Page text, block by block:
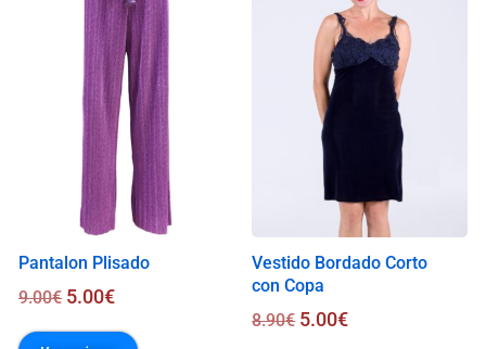
Pantalon Plisado
9.00€ 5.00€
Vestido Bordado Corto
con Copa
8.90€ 5.00€